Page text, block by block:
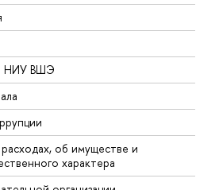
НИУ ВШЭ
об имуществе и
характера